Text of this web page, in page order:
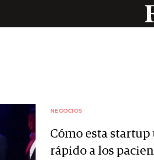
NEGOCIOS
Cómo esta startup
rápido a los